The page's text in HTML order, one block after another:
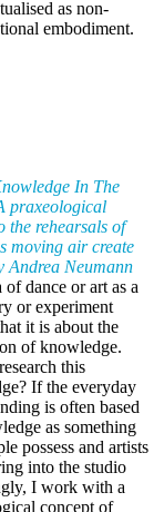
as non-
embodiment.
In The
praxeological
the rehearsals of
moving air create
Andrea Neumann
of dance or art as a
or experiment
it is about the
of knowledge.
this
If the everyday
is often based
as something
possess and artists
into the studio
I work with a
concept of